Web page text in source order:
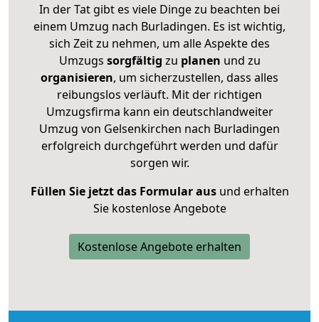
In der Tat gibt es viele Dinge zu beachten bei
einem Umzug nach Burladingen. Es ist wichtig,
sich Zeit zu nehmen, um alle Aspekte des
Umzugs sorgfältig zu planen und zu
organisieren, um sicherzustellen, dass alles
reibungslos verläuft. Mit der richtigen
Umzugsfirma kann ein deutschlandweiter
Umzug von Gelsenkirchen nach Burladingen
erfolgreich durchgeführt werden und dafür
sorgen wir.
Füllen Sie jetzt das Formular ausund erhalten
Sie kostenlose Angebote
Kostenlose Angebote erhalten